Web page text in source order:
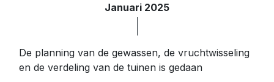
Januari 2025
De planning van de gewassen, de vruchtwisseling
en de verdeling van de tuinen is gedaan